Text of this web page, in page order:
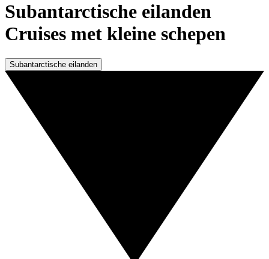
Subantarctische eilanden
Cruises met kleine schepen
Subantarctische eilanden